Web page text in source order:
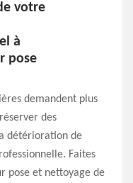
votre
à
pose
demandent plus
des
détérioration de
Faites
pose et nettoyage de